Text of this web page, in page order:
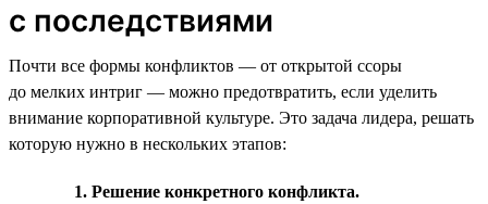
с последствиями
Почти все формы конфликтов — от открытой ссоры
до мелких интриг — можно предотвратить, если уделить
внимание корпоративной культуре. Это задача лидера, решать
которую нужно в нескольких этапов:
1. Решение конкретного конфликта.